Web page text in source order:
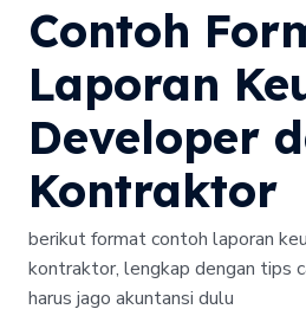
Contoh
Laporan
Developer
Kontraktor
berikut format contoh laporan
kontraktor, lengkap dengan tips
harus jago akuntansi dulu